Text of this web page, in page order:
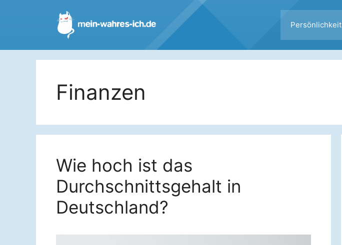
Persönlichkeit
Finanzen
Wie hoch ist das
Durchschnittsgehalt in
Deutschland?